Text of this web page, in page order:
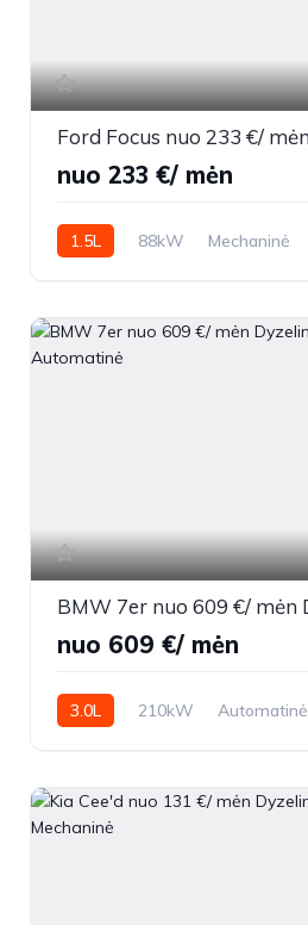
nuo 233 €/ mėn
1.5L 88kW Mechaninė
nuo 609 €/ mėn
3.0L 210kW Automatinė